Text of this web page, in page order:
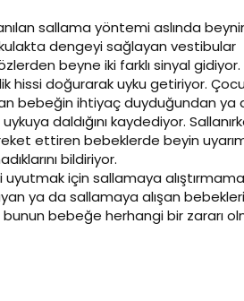
sallama yöntemi aslında
kulakta dengeyi sağlayan vestibular
beyne iki farklı sinyal gidiyor.
hissi doğurarak uyku getiriyor.
bebeğin ihtiyaç duyduğundan ya
daldığını kaydediyor.
ettiren bebeklerde beyin
bildiriyor.
için sallamaya
ya da sallamaya alışan
bebeğe herhangi bir zararı